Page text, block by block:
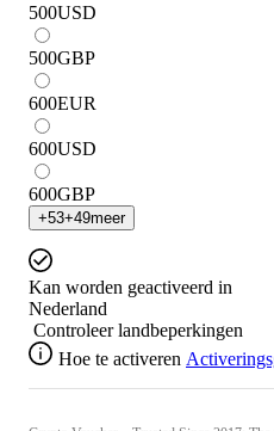
500USD
500GBP
600EUR
600USD
600GBP
+53+49meer
Kan worden geactiveerd in
Nederland
Controleer landbeperkingen
Hoe te activeren